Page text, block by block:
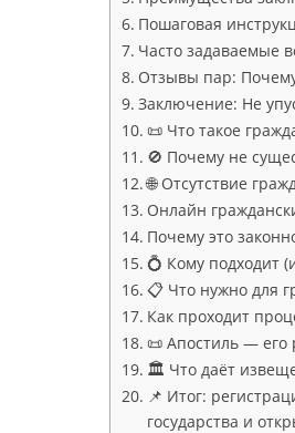
Пошаговая
Часто задаваемые
Отзывы пар:
Заключение: Не
📜 Что такое
🚫 Почему не
🌐 Отсутствие
Онлайн
Почему это
💍 Кому подходит
📋 Что нужно для
Как проходит
📜 Апостиль — его
🏛 Что даёт
📌 Итог:
государства и